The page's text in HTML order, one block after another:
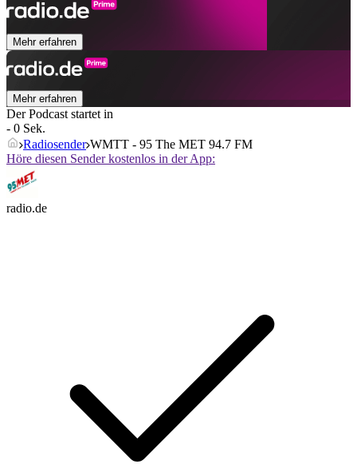
Mehr erfahren
Mehr erfahren
Der Podcast startet in
- 0 Sek.
Radiosender WMTT - 95 The MET 94.7 FM
Höre diesen Sender kostenlos in der App:
radio.de